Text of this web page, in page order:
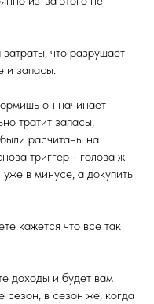
что разрушает
и запасы.
он начинает
тратит запасы,
расчитаны на
триггер - голова ж
в минусе, а докупить
кажется что все так
доходы и будет вам
сезон, в сезон же, когда